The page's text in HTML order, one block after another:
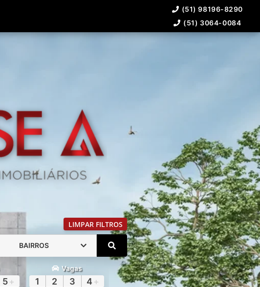
(51) 98196-8290
(51) 3064-0084
LIMPAR FILTROS
BAIRROS
5+
Vagas
1 2 3 4 +